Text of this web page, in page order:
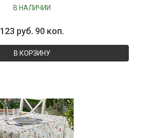
В НАЛИЧИИ
123 руб. 90 коп.
В КОРЗИНУ